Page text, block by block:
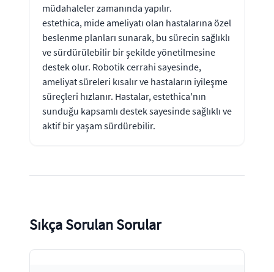
müdahaleler zamanında yapılır.
estethica, mide ameliyatı olan hastalarına özel
beslenme planları sunarak, bu sürecin sağlıklı
ve sürdürülebilir bir şekilde yönetilmesine
destek olur. Robotik cerrahi sayesinde,
ameliyat süreleri kısalır ve hastaların iyileşme
süreçleri hızlanır. Hastalar, estethica'nın
sunduğu kapsamlı destek sayesinde sağlıklı ve
aktif bir yaşam sürdürebilir.
Sıkça Sorulan Sorular